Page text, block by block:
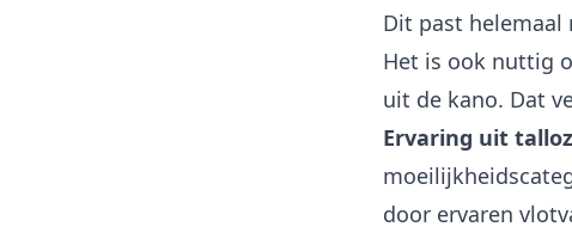
Dit past helemaal
Het is ook nuttig
uit de kano. Dat
Ervaring uit
door ervaren